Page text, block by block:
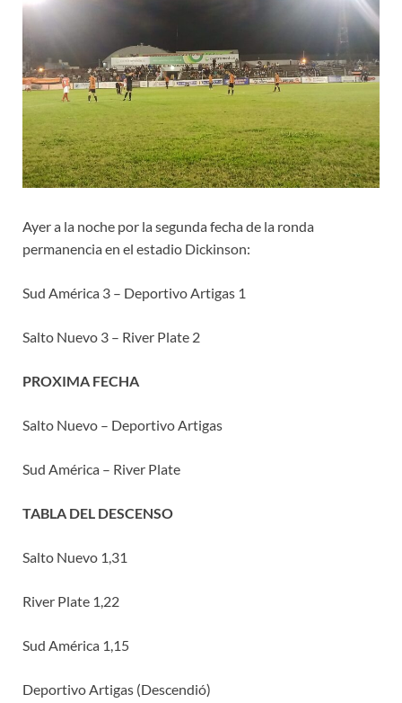
Ayer a la noche por la segunda fecha de la ronda
permanencia en el estadio Dickinson:
Sud América 3 – Deportivo Artigas 1
Salto Nuevo 3 – River Plate 2
PROXIMA FECHA
Salto Nuevo – Deportivo Artigas
Sud América – River Plate
TABLA DEL DESCENSO
Salto Nuevo 1,31
River Plate 1,22
Sud América 1,15
Deportivo Artigas (Descendió)